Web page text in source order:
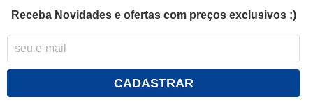
Receba Novidades e ofertas com preços exclusivos :)
CADASTRAR